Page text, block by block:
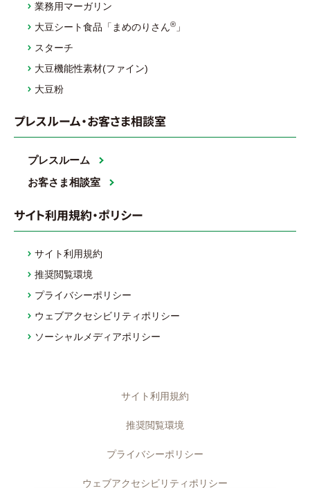
業務用マーガリン
大豆シート食品「まめのりさん® 」
スターチ
大豆機能性素材(ファイン)
大豆粉
プレスルーム・お客さま相談室
プレスルーム
お客さま相談室
サイト利用規約・ポリシー
サイト利用規約
推奨閲覧環境
プライバシーポリシー
ウェブアクセシビリティポリシー
ソーシャルメディアポリシー
サイト利用規約
推奨閲覧環境
プライバシーポリシー
ウェブアクセシビリティポリシー